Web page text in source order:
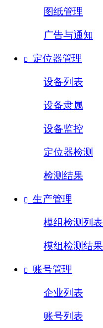
图纸管理
广告与通知
 定位器管理
设备列表
设备隶属
设备监控
定位器检测
检测结果
 生产管理
模组检测列表
模组检测结果
 账号管理
企业列表
账号列表